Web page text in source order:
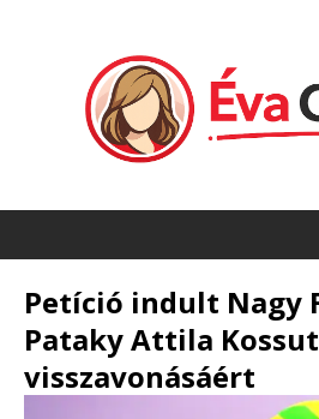
Petíció indult Nagy
Pataky Attila
visszavonásáért